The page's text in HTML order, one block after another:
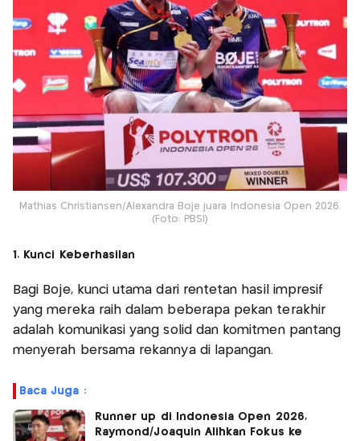
Mathias Christiansen/Alexandra Boje juara Indonesia Open 2026.
(Foto: PBSI)
1. Kunci Keberhasilan
Bagi Boje, kunci utama dari rentetan hasil impresif
yang mereka raih dalam beberapa pekan terakhir
adalah komunikasi yang solid dan komitmen pantang
menyerah bersama rekannya di lapangan.
Baca Juga :
Runner up di Indonesia Open 2026,
Raymond/Joaquin Alihkan Fokus ke